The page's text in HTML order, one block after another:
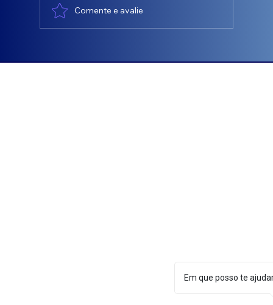
Comente e avalie
Em que posso te